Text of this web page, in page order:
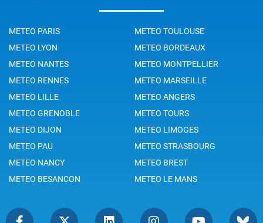
METEO PARIS
METEO TOULOUSE
METEO LYON
METEO BORDEAUX
METEO NANTES
METEO MONTPELLIER
METEO RENNES
METEO MARSEILLE
METEO LILLE
METEO ANGERS
METEO GRENOBLE
METEO TOURS
METEO DIJON
METEO LIMOGES
METEO PAU
METEO STRASBOURG
METEO NANCY
METEO BREST
METEO BESANCON
METEO LE MANS